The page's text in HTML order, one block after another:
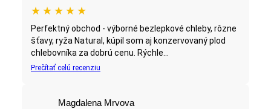
★ ★ ★ ★ ★
Perfektný obchod - výborné bezlepkové chleby, rôzne
šťavy, ryža Natural, kúpil som aj konzervovaný plod
chlebovníka za dobrú cenu. Rýchle...
Prečítať celú recenziu
Magdalena Mrvova